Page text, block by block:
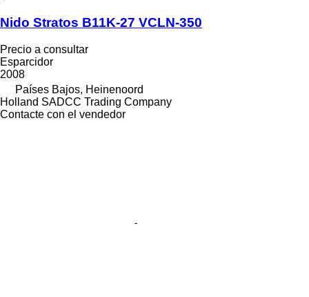
Nido Stratos B11K-27 VCLN-350
Precio a consultar
Esparcidor
2008
Países Bajos, Heinenoord
Holland SADCC Trading Company
Contacte con el vendedor